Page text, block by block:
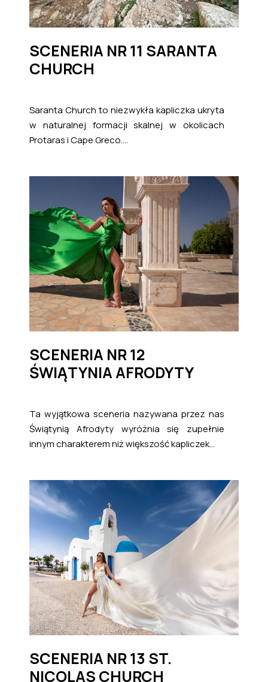
SCENERIA NR 11 SARANTA
CHURCH
Saranta Church to niezwykła kapliczka ukryta
w naturalnej formacji skalnej w okolicach
Protaras i Cape Greco....
SCENERIA NR 12
ŚWIĄTYNIA AFRODYTY
Ta wyjątkowa sceneria nazywana przez nas
Świątynią Afrodyty wyróżnia się zupełnie
innym charakterem niż większość kapliczek...
SCENERIA NR 13 ST.
NICOLAS CHURCH